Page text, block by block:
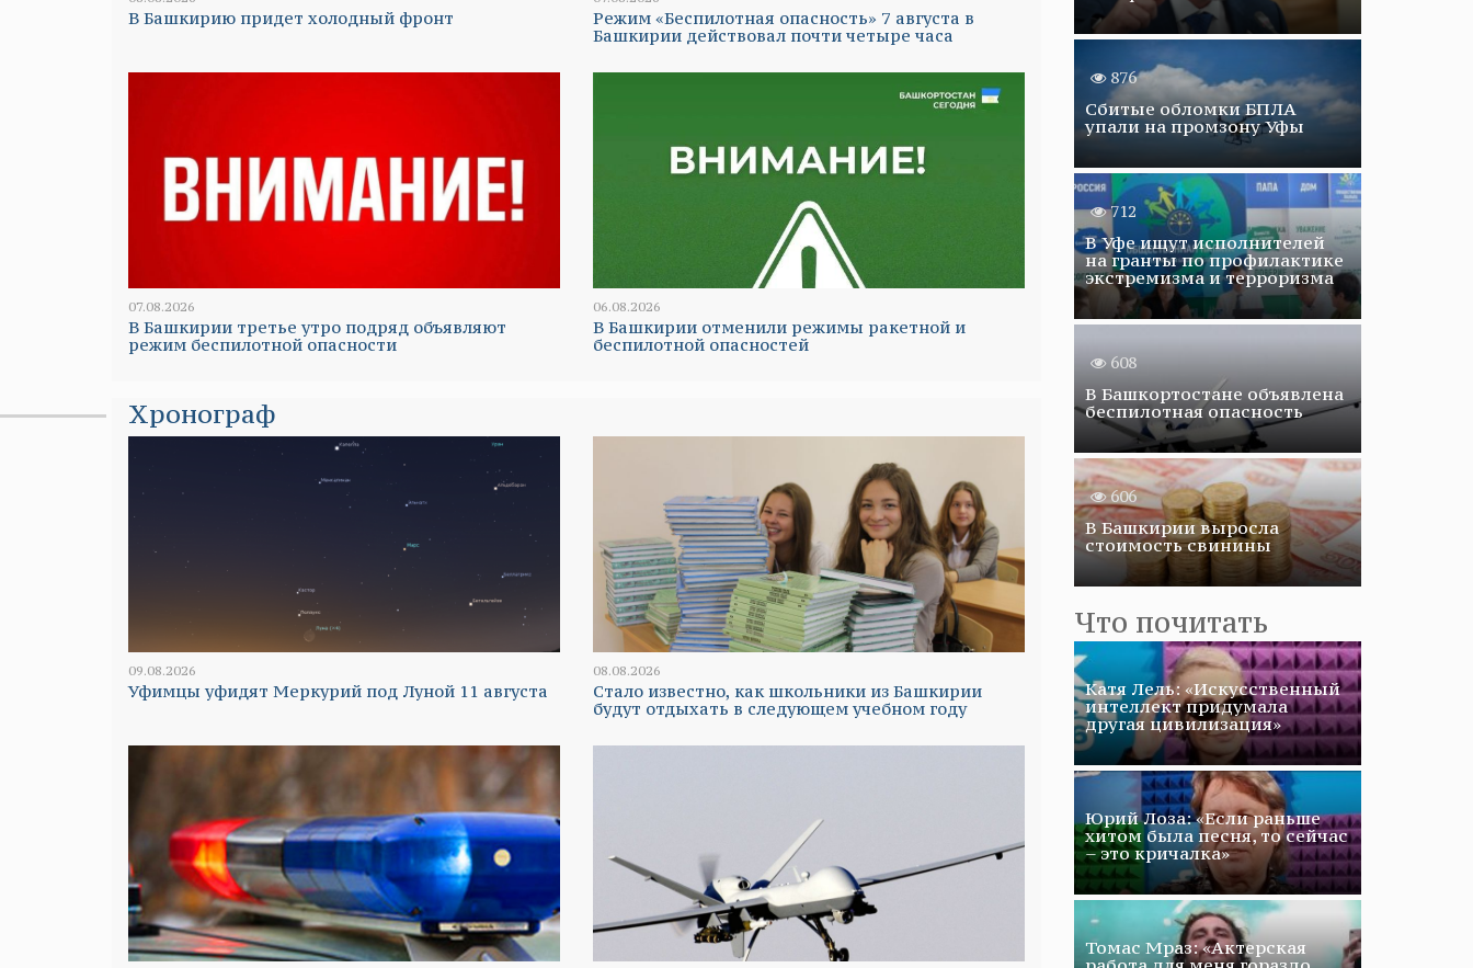
В Башкирию придет холодный фронт
Режим «Беспилотная опасность» 7 августа в
Башкирии действовал почти четыре часа
07.08.2026
В Башкирии третье утро подряд объявляют
режим беспилотной опасности
06.08.2026
В Башкирии отменили режимы ракетной и
беспилотной опасностей
Хронограф
09.08.2026
Уфимцы уфидят Меркурий под Луной 11 августа
08.08.2026
Стало известно, как школьники из Башкирии
будут отдыхать в следующем учебном году
876
Сбитые обломки БПЛА
упали на промзону Уфы
712
В Уфе ищут исполнителей
на гранты по профилактике
экстремизма и терроризма
608
В Башкортостане объявлена
беспилотная опасность
606
В Башкирии выросла
стоимость свинины
Что почитать
Катя Лель: «Искусственный
интеллект придумала
другая цивилизация»
Юрий Лоза: «Если раньше
хитом была песня, то сейчас
– это кричалка»
Томас Мраз: «Актерская